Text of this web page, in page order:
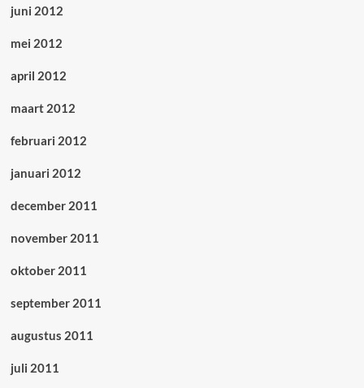
juni 2012
mei 2012
april 2012
maart 2012
februari 2012
januari 2012
december 2011
november 2011
oktober 2011
september 2011
augustus 2011
juli 2011